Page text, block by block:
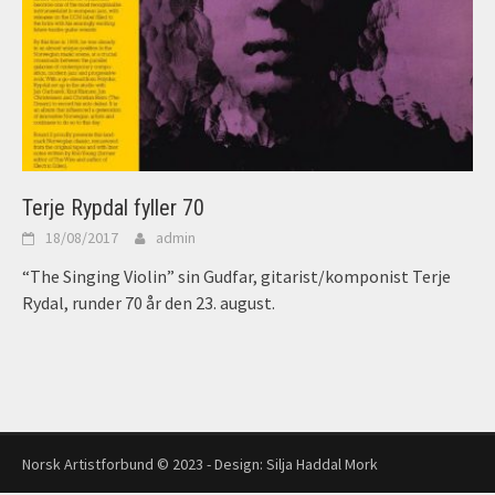
Terje Rypdal fyller 70
18/08/2017 admin
“The Singing Violin” sin Gudfar, gitarist/komponist Terje
Rydal, runder 70 år den 23. august.
Norsk Artistforbund © 2023 - Design: Silja Haddal Mork